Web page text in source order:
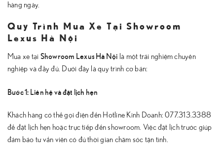
hàng ngày.
Quy Trình Mua Xe Tại Showroom
Lexus Hà Nội
Mua xe tại Showroom Lexus Hà Nội là một trải nghiệm chuyên
nghiệp và đầy đủ. Dưới đây là quy trình cơ bản:
Bước 1: Liên hệ và đặt lịch hẹn
Khách hàng có thể gọi điện đến Hotline Kinh Doanh: 077.313.3388
để đặt lịch hẹn hoặc trực tiếp đến showroom. Việc đặt lịch trước giúp
đảm bảo tư vấn viên có đủ thời gian chăm sóc tận tình.